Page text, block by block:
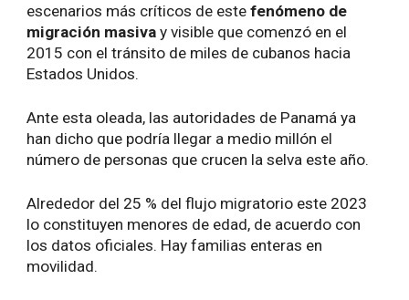
escenarios más críticos de estefenómeno de
migración masiva y visible que comenzó en el
2015 con el tránsito de miles de cubanos hacia
Estados Unidos.
Ante esta oleada, las autoridades de Panamá ya
han dicho que podría llegar a medio millón el
número de personas que crucen la selva este año.
Alrededor del 25 % del flujo migratorio este 2023
lo constituyen menores de edad, de acuerdo con
los datos oficiales. Hay familias enteras en
movilidad.